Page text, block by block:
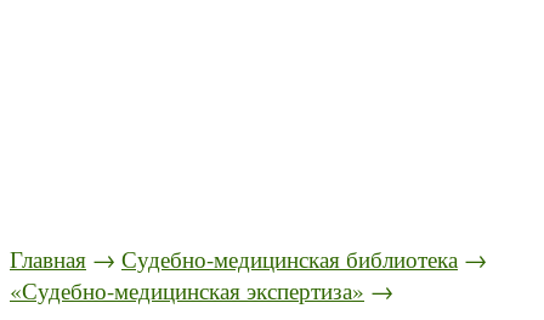
Главная → Судебно-медицинская библиотека →
«Судебно-медицинская экспертиза» →